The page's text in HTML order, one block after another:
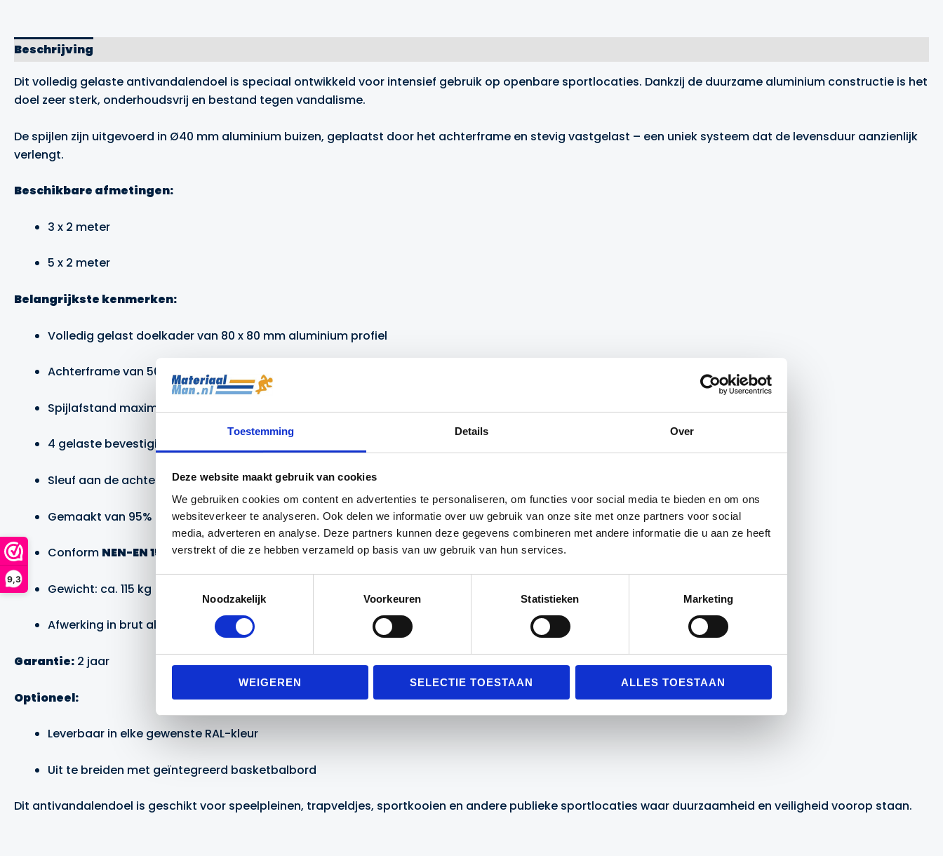
9,3
Toestemming Details Over
Deze website maakt gebruik van cookies
We gebruiken cookies om content en advertenties te personaliseren, om functies voor social media te bieden en om ons
websiteverkeer te analyseren. Ook delen we informatie over uw gebruik van onze site met onze partners voor social
media, adverteren en analyse. Deze partners kunnen deze gegevens combineren met andere informatie die u aan ze heeft
verstrekt of die ze hebben verzameld op basis van uw gebruik van hun services.
Noodzakelijk
Voorkeuren Statistieken Marketing
WEIGEREN SELECTIE TOESTAAN ALLES TOESTAAN
Beschrijving
Dit volledig gelaste antivandalendoel is speciaal ontwikkeld voor intensief gebruik op openbare sportlocaties. Dankzij de duurzame aluminium constructie is het
doel zeer sterk, onderhoudsvrij en bestand tegen vandalisme.
De spijlen zijn uitgevoerd in Ø40 mm aluminium buizen, geplaatst door het achterframe en stevig vastgelast – een uniek systeem dat de levensduur aanzienlijk
verlengt.
Beschikbare afmetingen:
3 x 2 meter
5 x 2 meter
Belangrijkste kenmerken:
Volledig gelast doelkader van 80 x 80 mm aluminium profiel
Achterframe van 50 x 50 mm koker
Spijlafstand maximaal 83 mm, veilig voor kinderen
4 gelaste bevestigingspunten voor verankering in de grond
Sleuf aan de achterzijde voor onderhoud
Gemaakt van 95% gerecycled aluminium en 100% recyclebaar
Conform NEN-EN 15312norm voor openbare velden
Gewicht: ca. 115 kg (3×2 m)
Afwerking in brut aluminium
Garantie: 2 jaar
Optioneel:
Leverbaar in elke gewenste RAL-kleur
Uit te breiden met geïntegreerd basketbalbord
Dit antivandalendoel is geschikt voor speelpleinen, trapveldjes, sportkooien en andere publieke sportlocaties waar duurzaamheid en veiligheid voorop staan.